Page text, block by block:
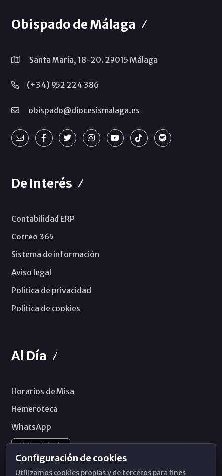
Obispado de Málaga
Santa María, 18-20. 29015 Málaga
(+34) 952 224 386
obispado@diocesismalaga.es
De Interés
Contabilidad ERP
Correo 365
Sistema de información
Aviso legal
Política de privacidad
Política de cookies
Al Día
Horarios de Misa
Hemeroteca
WhatsApp
Configuración de cookies
Utilizamos cookies propias y de terceros para fines